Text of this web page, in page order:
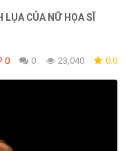
CỦA NỮ HỌA SĨ
0 0 23,040 0.0